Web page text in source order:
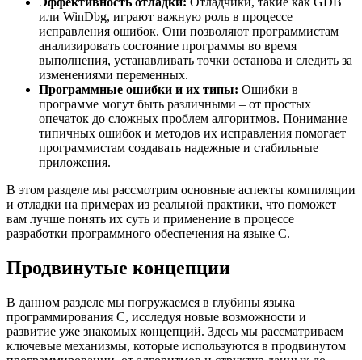
или WinDbg, играют важную роль в процессе
исправления ошибок. Они позволяют программистам
анализировать состояние программы во время
выполнения, устанавливать точки останова и следить за
изменениями переменных.
Программные ошибки и их типы: Ошибки в
программе могут быть различными – от простых
опечаток до сложных проблем алгоритмов. Понимание
типичных ошибок и методов их исправления помогает
программистам создавать надежные и стабильные
приложения.
В этом разделе мы рассмотрим основные аспекты компиляции
и отладки на примерах из реальной практики, что поможет
вам лучше понять их суть и применение в процессе
разработки программного обеспечения на языке C.
Продвинутые концепции
В данном разделе мы погружаемся в глубины языка
программирования C, исследуя новые возможности и
развитие уже знакомых концепций. Здесь мы рассматриваем
ключевые механизмы, которые используются в продвинутом